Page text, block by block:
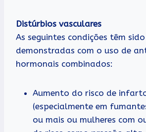
Distúrbios vasculares
As seguintes condições têm sido
demonstradas com o uso de
hormonais combinados:
Aumento do risco de
(especialmente em
ou mais ou mulheres com